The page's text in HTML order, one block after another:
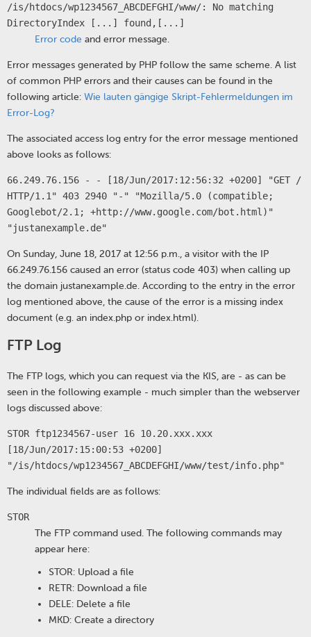
/is/htdocs/wp1234567_ABCDEFGHI/www/: No matching
DirectoryIndex [...] found,[...]
Error code and error message.
Error messages generated by PHP follow the same scheme. A list
of common PHP errors and their causes can be found in the
following article: Wie lauten gängige Skript-Fehlermeldungen im
Error-Log?
The associated access log entry for the error message mentioned
above looks as follows:
66.249.76.156 - - [18/Jun/2017:12:56:32 +0200] "GET /
HTTP/1.1" 403 2940 "-" "Mozilla/5.0 (compatible;
Googlebot/2.1; +http://www.google.com/bot.html)"
"justanexample.de"
On Sunday, June 18, 2017 at 12:56 p.m., a visitor with the IP
66.249.76.156 caused an error (status code 403) when calling up
the domain justanexample.de. According to the entry in the error
log mentioned above, the cause of the error is a missing index
document (e.g. an index.php or index.html).
FTP Log
The FTP logs, which you can request via the KIS, are - as can be
seen in the following example - much simpler than the webserver
logs discussed above:
STOR ftp1234567-user 16 10.20.xxx.xxx
[18/Jun/2017:15:00:53 +0200]
"/is/htdocs/wp1234567_ABCDEFGHI/www/test/info.php"
The individual fields are as follows:
STOR
The FTP command used. The following commands may
appear here:
STOR: Upload a file
RETR: Download a file
DELE: Delete a file
MKD: Create a directory